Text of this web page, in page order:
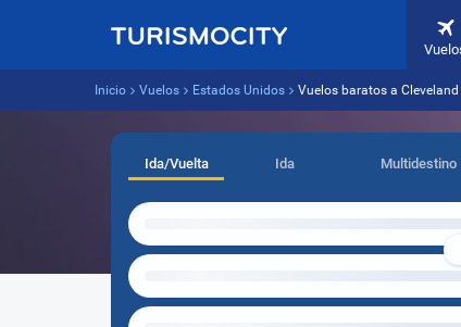
Inicio Vuelos Estados Unidos Vuelos baratos a
Ida/Vuelta Ida Multidestino